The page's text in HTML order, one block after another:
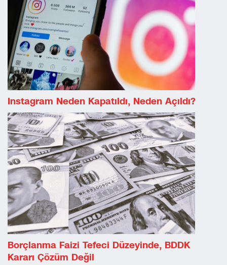
Instagram Neden Kapatıldı, Neden Açıldı?
Borçlanma Faizi Tefeci Düzeyinde, BDDK
Kararı Çözüm Değil